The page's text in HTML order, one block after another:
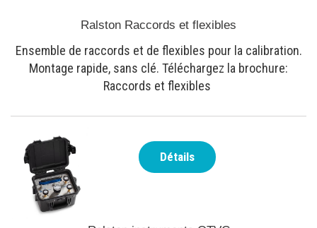
Ralston Raccords et flexibles
Ensemble de raccords et de flexibles pour la calibration.
Montage rapide, sans clé. Téléchargez la brochure:
Raccords et flexibles
Détails